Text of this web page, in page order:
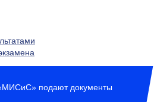
подают документы